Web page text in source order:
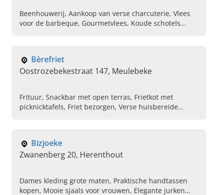
Beenhouwerij, Aankoop van verse charcuterie, Vlees
voor de barbeque, Gourmetvlees, Koude schotels
Bèrefriet
Oostrozebekestraat 147, Meulebeke
Frituur, Snackbar met open terras, Frietkot met
picknicktafels, Friet bezorgen, Verse huisbereide
Bizjoeke
Zwanenberg 20, Herenthout
Dames kleding grote maten, Praktische handtassen
kopen, Mooie sjaals voor vrouwen, Elegante jurken